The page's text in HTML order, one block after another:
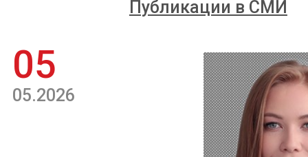
Публикации в СМИ
05
05.2026